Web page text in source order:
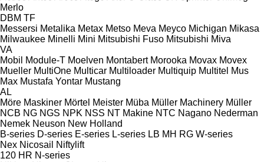
Merlo
DBM TF
Messersi Metalika Metax Metso Meva Meyco Michigan Mikasa
Milwaukee Minelli Mini Mitsubishi Fuso Mitsubishi Miva
VA
Mobil
Module-T Moelven Montabert Morooka Movax Movex
Mueller MultiOne Multicar Multiloader Multiquip Multitel Mus
Max Mustafa Yontar Mustang
AL
Möre Maskiner Mörtel Meister Müba Müller Machinery Müller
NCB NG NGS NPK NSS NT Makine NTC Nagano Nederman
Nemek Neuson New Holland
B-series D-series E-series L-series LB MH RG W-series
Nex Nicosail
Niftylift
120 HR N-series